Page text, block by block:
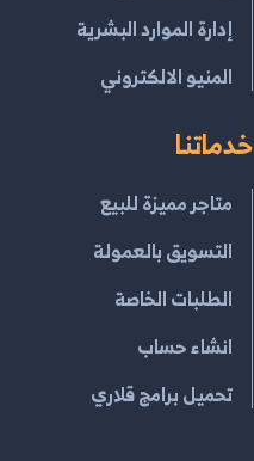
إدارة الموارد البشرية
المنيو الالكتروني
خدماتنا
متاجر مميزة للبيع
التسويق بالعمولة
الطلبات الخاصة
انشاء حساب
تحميل برامج قلاري